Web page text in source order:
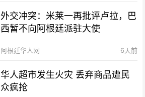
外交冲突：米莱一再批评卢拉，巴
西暂不向阿根廷派驻大使
阿根廷华人网 6天前
华人超市发生火灾 丢弃商品遭民
众疯抢